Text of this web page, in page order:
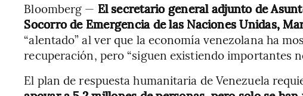
Bloomberg — El secretario general adjunto de
Socorro de Emergencia de las Naciones Unidas,
“alentado” al ver que la economía venezolana ha
recuperación, pero “siguen existiendo importantes
El plan de respuesta humanitaria de Venezuela